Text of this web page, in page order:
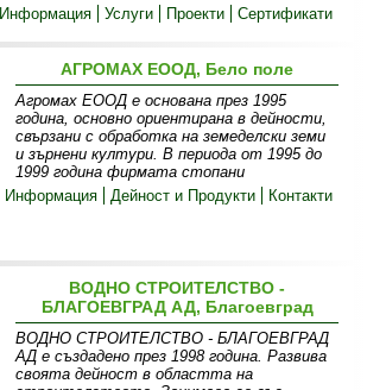
Информация
Услуги Проекти Сертификати
АГРОМАХ ЕООД, Бело поле
Агромах ЕООД е основана през 1995
година, основно ориентирана в дейности,
свързани с обработка на земеделски земи
и зърнени култури. В периода от 1995 до
1999 година фирмата стопани
Информация
Дейност и Продукти Контакти
ВОДНО СТРОИТЕЛСТВО -
БЛАГОЕВГРАД АД, Благоевград
ВОДНО СТРОИТЕЛСТВО - БЛАГОЕВГРАД
АД е създадено през 1998 година. Развива
своята дейност в областта на